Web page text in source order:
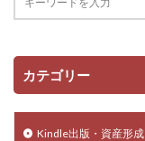
カテゴリー
Kindle出版・資産形成